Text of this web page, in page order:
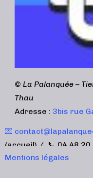
© La Palanquée –
Thau
Adresse : 3bis rue
💌
(accueil) / 📞 04 48 20
Mentions légales